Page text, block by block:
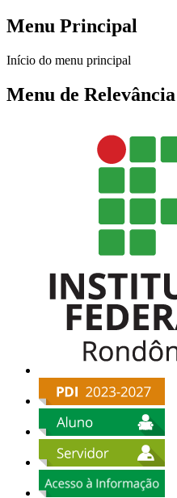
Menu Principal
Início do menu principal
Menu de Relevância